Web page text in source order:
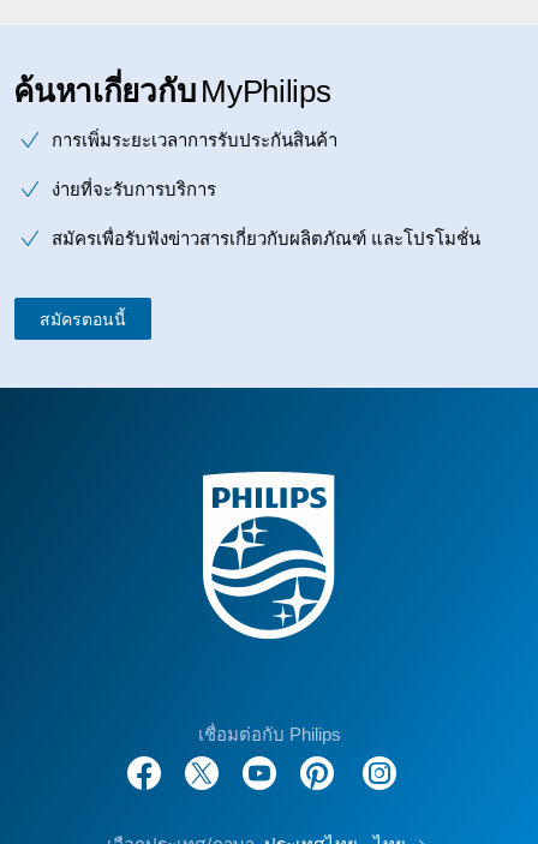
ค้นหาเกี่ยวกับ MyPhilips
การเพิ่มระยะเวลาการรับประกันสินค้า
ง่ายที่จะรับการบริการ
สมัครเพื่อรับฟังข่าวสารเกี่ยวกับผลิตภัณฑ์ และโปรโมชั่น
สมัครตอนนี้
เชื่อมต่อกับ Philips